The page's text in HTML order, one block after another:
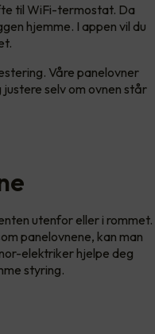
til WiFi-termostat. Da
hjemme. I appen vil du
Våre panelovner
selv om ovnen står
utenfor eller i rommet.
panelovnene, kan man
elektriker hjelpe deg
styring.